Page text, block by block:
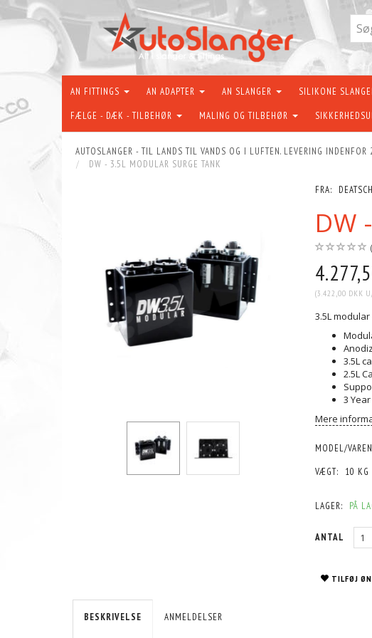
AN FITTINGS AN ADAPTER AN SLANGER SILIKONE
FÆLGE - DÆK - TILBEHØR MALING OG TILBEHØR
AUTOSLANGER - TIL LANDS TIL VANDS OG I LUFTEN. LEVERING INDENFOR
DW - 3.5L MODULAR SURGE TANK
FRA:
DW
(3.422,00 DKK
3.5L
3.5L
2.5L
3
Mere
MODEL/
VÆGT:
10 KG
LAGER: PÅ
ANTAL
TILFØJ
BESKRIVELSE ANMELDELSER